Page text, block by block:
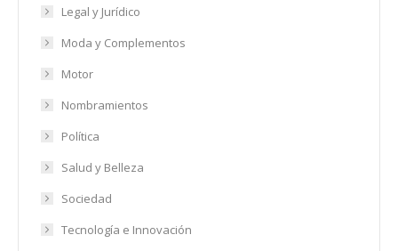
Legal y Jurídico
Moda y Complementos
Motor
Nombramientos
Política
Salud y Belleza
Sociedad
Tecnología e Innovación